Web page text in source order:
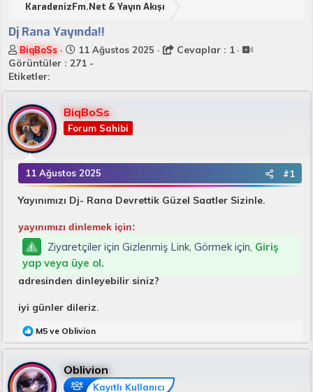
KaradenizFm.Net & Yayın Akışı
Dj Rana Yayında!!
K
o
n
u
u
B
a
ş
a
t
BiqBoSs
B
a
l
n
g
t
a
r
i
11 Ağustos 2025
Cevaplar : 1
Görüntüler : 271 -
Etiketler:
BiqBoSs
Forum Sahibi
11 Ağustos 2025 #1
Yayınımızı Dj- Rana Devrettik Güzel Saatler Sizinle.
yayınımızı dinlemek için:
Ziyaretçiler için Gizlenmiş Link, Görmek için, Giriş
yap veya üye ol.
adresinden dinleyebilir siniz?
iyi günler dileriz.
T
e
k
i
l
M5 ve Oblivion
Oblivion
Kayıtlı Kullanıcı